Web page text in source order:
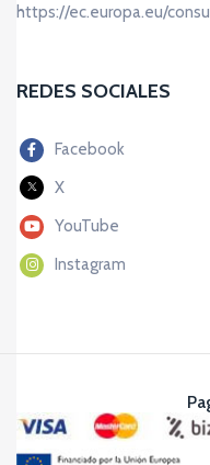
https://ec.europa.eu/
REDES SOCIALES
Facebook
X
YouTube
Instagram